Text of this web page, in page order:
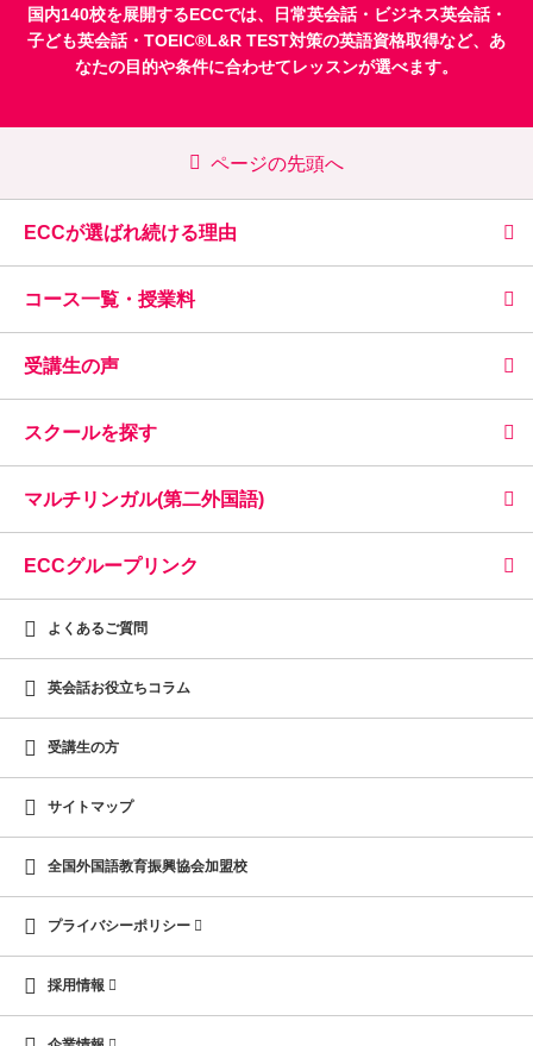
国内140校を展開するECCでは、
日常英会話・ ビジネス英会話・
子ども英会話・ TOEIC®L&R TEST対策の英語資格取得など、あ
なたの目的や条件に合わせてレッスンが選べます。
ページの先頭へ
ECCが選ばれ続ける理由
コース一覧・授業料
受講生の声
スクールを探す
マルチリンガル(第二外国語)
ECCグループリンク
よくあるご質問
英会話お役立ちコラム
受講生の方
サイトマップ
全国外国語教育振興協会加盟校
プライバシーポリシー
採用情報